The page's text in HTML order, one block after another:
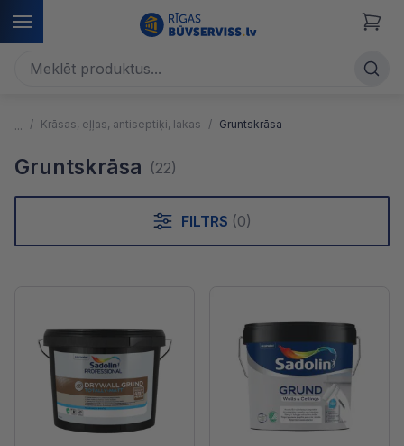
Krāsas, eļļas, antiseptiķi, lakas Gruntskrāsa
Gruntskrāsa (22)
FILTRS (0)